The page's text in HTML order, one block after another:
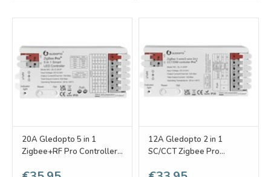
20A Gledopto 5 in 1
Zigbee+RF Pro Controller
12A Gledopto 2 in 1
SC/CCT Zigbee Pro